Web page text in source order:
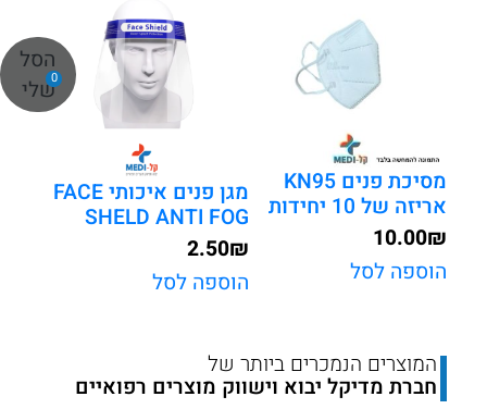
0
הסל
שלי
רפואית
גומי
יחידות
באריזה
מסיכת פנים KN95
אריזה של 10 יחידות
₪
10.00
הוספה לסל
מגן פנים איכותי FACE
SHELD ANTI FOG
₪
2.50
הוספה לסל
המוצרים הנמכרים ביותר של
חברת מדיקל יבוא וישווק מוצרים רפואיים